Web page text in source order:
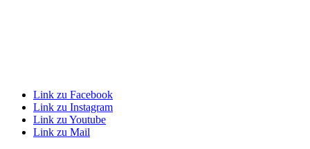
Link zu Facebook
Link zu Instagram
Link zu Youtube
Link zu Mail